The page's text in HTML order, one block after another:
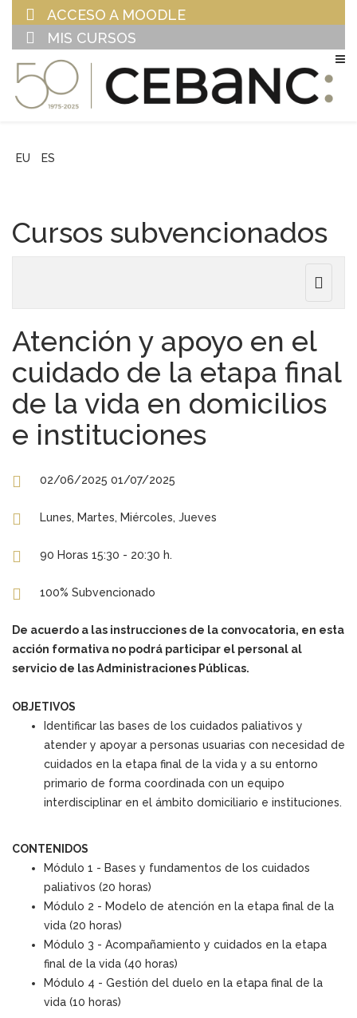
ACCESO A MOODLE
MIS CURSOS
EU ES
Cursos subvencionados
Toggle
Atención y apoyo en el
cuidado de la etapa final
de la vida en domicilios
e instituciones
02/06/2025 01/07/2025
Lunes, Martes, Miércoles, Jueves
90 Horas 15:30 - 20:30 h.
100% Subvencionado
De acuerdo a las instrucciones de la convocatoria, en esta
acción formativa no podrá participar el personal al
servicio de las Administraciones Públicas.
OBJETIVOS
Identificar las bases de los cuidados paliativos y
atender y apoyar a personas usuarias con necesidad de
cuidados en la etapa final de la vida y a su entorno
primario de forma coordinada con un equipo
interdisciplinar en el ámbito domiciliario e instituciones.
CONTENIDOS
Módulo 1 - Bases y fundamentos de los cuidados
paliativos (20 horas)
Módulo 2 - Modelo de atención en la etapa final de la
vida (20 horas)
Módulo 3 - Acompañamiento y cuidados en la etapa
final de la vida (40 horas)
Módulo 4 - Gestión del duelo en la etapa final de la
vida (10 horas)